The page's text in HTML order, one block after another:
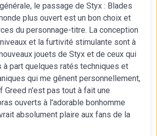
le passage de Styx : Blades
plus ouvert est un bon choix et
du personnage-titre. La conception
et la furtivité stimulante sont à
jouets de Styx et de ceux qui
à part quelques ratés techniques et
qui me gênent personnellement,
Greed n'est pas tout à fait une
ouverts à l'adorable bonhomme
absolument plaire aux fans de la